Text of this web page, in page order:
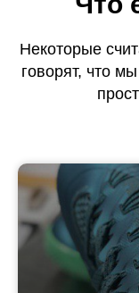
Некоторые
говорят, что